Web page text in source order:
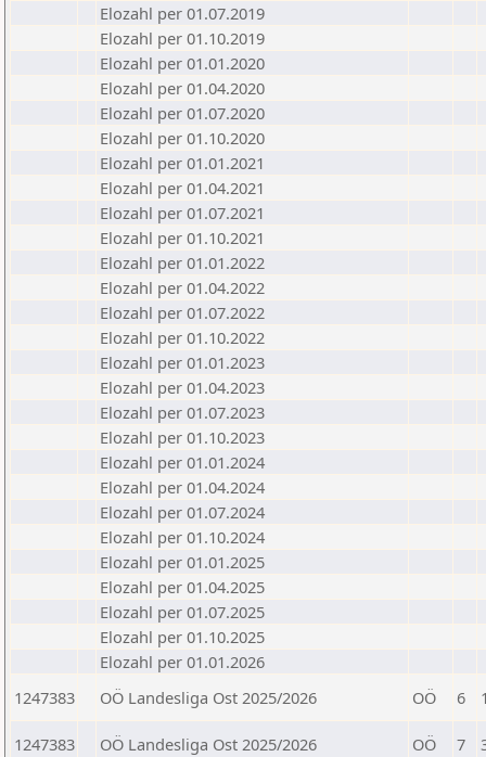
Elozahl per 01.07.2019
Elozahl per 01.10.2019
Elozahl per 01.01.2020
Elozahl per 01.04.2020
Elozahl per 01.07.2020
Elozahl per 01.10.2020
Elozahl per 01.01.2021
Elozahl per 01.04.2021
Elozahl per 01.07.2021
Elozahl per 01.10.2021
Elozahl per 01.01.2022
Elozahl per 01.04.2022
Elozahl per 01.07.2022
Elozahl per 01.10.2022
Elozahl per 01.01.2023
Elozahl per 01.04.2023
Elozahl per 01.07.2023
Elozahl per 01.10.2023
Elozahl per 01.01.2024
Elozahl per 01.04.2024
Elozahl per 01.07.2024
Elozahl per 01.10.2024
Elozahl per 01.01.2025
Elozahl per 01.04.2025
Elozahl per 01.07.2025
Elozahl per 01.10.2025
Elozahl per 01.01.2026
1247383
OÖ Landesliga Ost 2025/2026 OÖ 6
1247383 OÖ Landesliga Ost 2025/2026 OÖ 7